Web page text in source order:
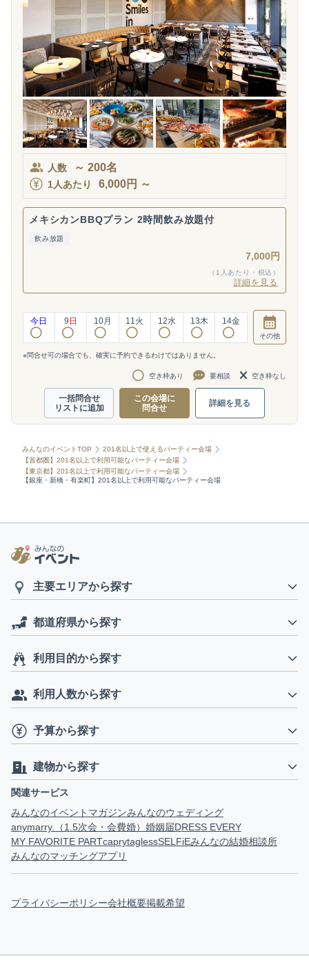
人数 ～ 200名
1人あたり 6,000円 ～
メキシカンBBQプラン 2時間飲み放題付
飲み放題
7,000円
（1人あたり・税込）
詳細を見る
今日 9 日 10月 11 火 12水 13木 14金
その他
※問合せ可の場合でも、確実に予約できるわけではありません。
空き枠あり 要相談 空き枠なし
一括問合せ
リストに追加
この会場に
問合せ
詳細を見る
みんなのイベントTOP
201名以上で使えるパーティー会場
【首都圏】201名以上で利用可能なパーティー会場
【東京都】201名以上で利用可能なパーティー会場
【銀座・新橋・有楽町】201名以上で利用可能なパーティー会場
主要エリアから探す
都道府県から探す
利用目的から探す
利用人数から探す
予算から探す
建物から探す
関連サービス
みんなのイベントマガジンみんなのウェディング
anymarry.（1.5次会・会費婚） 婚姻届DRESS EVERY
MY FAVORITE PARTcaprytaglessSELFiEみんなの結婚相談所
みんなのマッチングアプリ
プライバシーポリシー会社概要掲載希望